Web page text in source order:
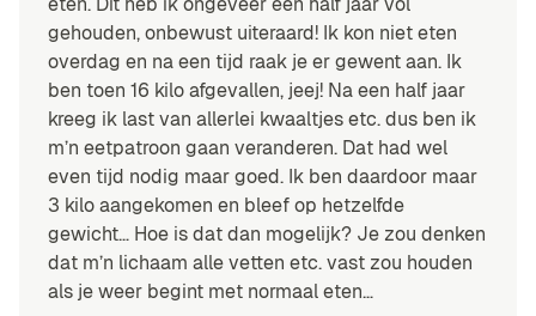
gehouden, onbewust uiteraard! Ik kon niet eten
overdag en na een tijd raak je er gewent aan. Ik
ben toen 16 kilo afgevallen, jeej! Na een half jaar
kreeg ik last van allerlei kwaaltjes etc. dus ben ik
m’n eetpatroon gaan veranderen. Dat had wel
even tijd nodig maar goed. Ik ben daardoor maar
3 kilo aangekomen en bleef op hetzelfde
gewicht… Hoe is dat dan mogelijk? Je zou denken
dat m’n lichaam alle vetten etc. vast zou houden
als je weer begint met normaal eten…